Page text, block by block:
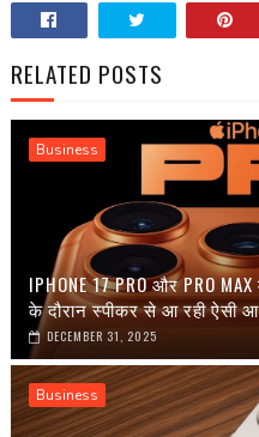
RELATED POSTS
Business
IPHONE 17 PRO और PRO
के दौरान स्पीकर से आ रही ऐसी
DECEMBER 31, 2025
Business